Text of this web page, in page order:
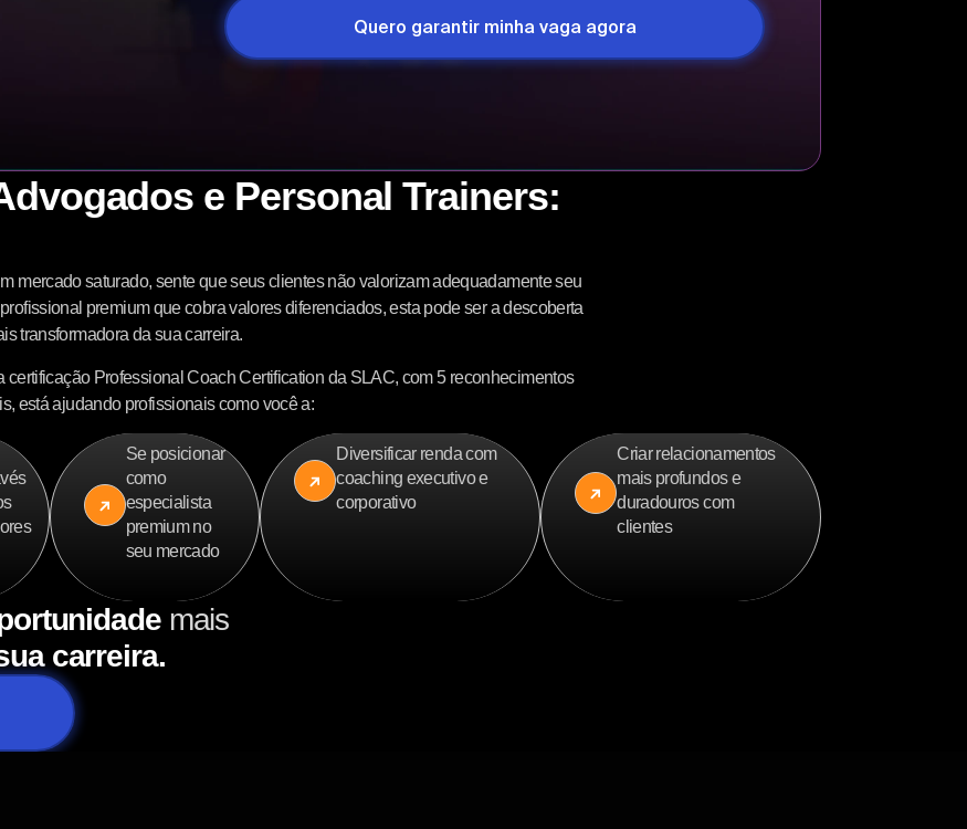
Quero garantir minha vaga agora
e Personal Trainers:
mercado saturado, sente que seus clientes não valorizam adequadamente seu
premium que cobra valores diferenciados, esta pode ser a descoberta
transformadora da sua carreira.
certificação Professional Coach Certification da SLAC, com 5 reconhecimentos
está ajudando profissionais como você a:
Se posicionar
como
especialista
premium no
seu mercado
Diversificar renda com
coaching executivo e
corporativo
Criar relacionamentos
mais profundos e
duradouros com
clientes
mais
carreira.